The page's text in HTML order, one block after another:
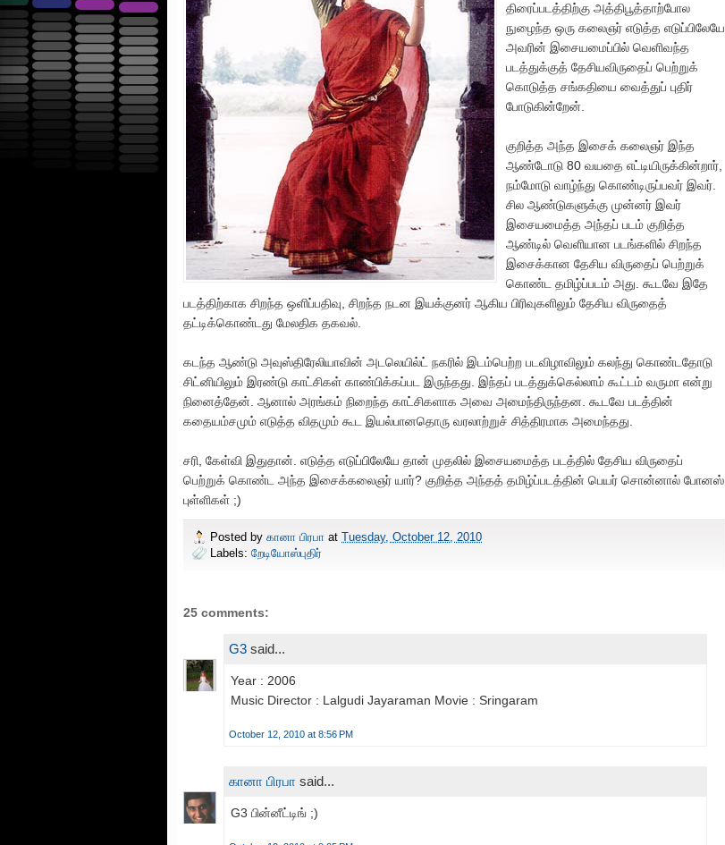
திரைப்படத்திற்கு அத்திபூத்தாற்போல
நுழைந்த ஒரு கலைஞர் எடுத்த எடுப்பிலேயே
அவரின் இசையமைப்பில் வெளிவந்த
படத்துக்குத் தேசியவிருதைப் பெற்றுக்
கொடுத்த சங்கதியை வைத்துப் புதிர்
போடுகின்றேன்.
குறித்த அந்த இசைக் கலைஞர் இந்த
ஆண்டோடு 80 வயதை எட்டியிருக்கின்றார்,
நம்மோடு வாழ்ந்து கொண்டிருப்பவர் இவர்.
சில ஆண்டுகளுக்கு முன்னர் இவர்
இசையமைத்த அந்தப் படம் குறித்த
ஆண்டில் வெளியான படங்களில் சிறந்த
இசைக்கான தேசிய விருதைப் பெற்றுக்
கொண்ட தமிழ்ப்படம் அது. கூடவே இதே
படத்திற்காக சிறந்த ஒளிப்பதிவு, சிறந்த நடன இயக்குனர் ஆகிய பிரிவுகளிலும் தேசிய விருதைத்
தட்டிக்கொண்டது மேலதிக தகவல்.
கடந்த ஆண்டு அவுஸ்திரேலியாவின் அடலெயில்ட் நகரில் இடம்பெற்ற படவிழாவிலும் கலந்து கொண்டதோடு
சிட்னியிலும் இரண்டு காட்சிகள் காண்பிக்கப்பட இருந்தது. இந்தப் படத்துக்கெல்லாம் கூட்டம் வருமா என்று
நினைத்தேன். ஆனால் அரங்கம் நிறைந்த காட்சிகளாக அவை அமைந்திருந்தன. கூடவே படத்தின்
கதையம்சமும் எடுத்த விதமும் கூட இயல்பானதொரு வரலாற்றுச் சித்திரமாக அமைந்தது.
சரி, கேள்வி இதுதான். எடுத்த எடுப்பிலேயே தான் முதலில் இசையமைத்த படத்தில் தேசிய விருதைப்
பெற்றுக் கொண்ட அந்த இசைக்கலைஞர் யார்? குறித்த அந்தத் தமிழ்ப்படத்தின் பெயர் சொன்னால் போனஸ்
புள்ளிகள் ;)
Posted by கானா பிரபா at Tuesday, October 12, 2010
Labels: றேடியோஸ்புதிர்
25 comments:
G3 said...
Year : 2006
Music Director : Lalgudi Jayaraman Movie : Sringaram
October 12, 2010 at 8:56 PM
கானா பிரபா said...
G3 பின்னீட்டிங் ;)